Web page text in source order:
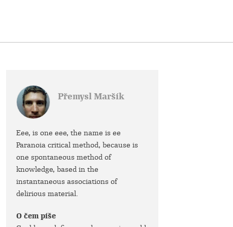
Přemysl Maršík
Eee, is one eee, the name is ee
Paranoia critical method, because is
one spontaneous method of
knowledge, based in the
instantaneous associations of
delirious material.
O čem píše